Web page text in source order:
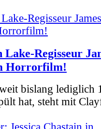
Regisseur
Horrorfilm!
bislang lediglich
hat, steht mit